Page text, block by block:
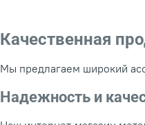
Качественная
Мы предлагаем широкий
Надежность и